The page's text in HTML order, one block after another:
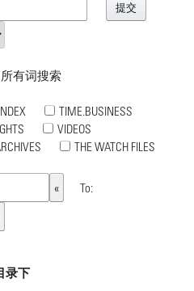
所有词搜索
TIME.BUSINESS
VIDEOS
THE WATCH FILES
To:
录下